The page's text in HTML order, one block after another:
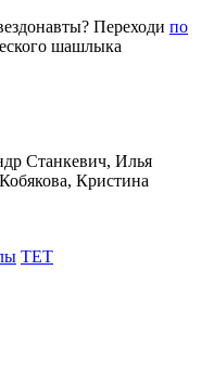
Переходи по
шашлыка
Станкевич, Илья
Кристина
TET